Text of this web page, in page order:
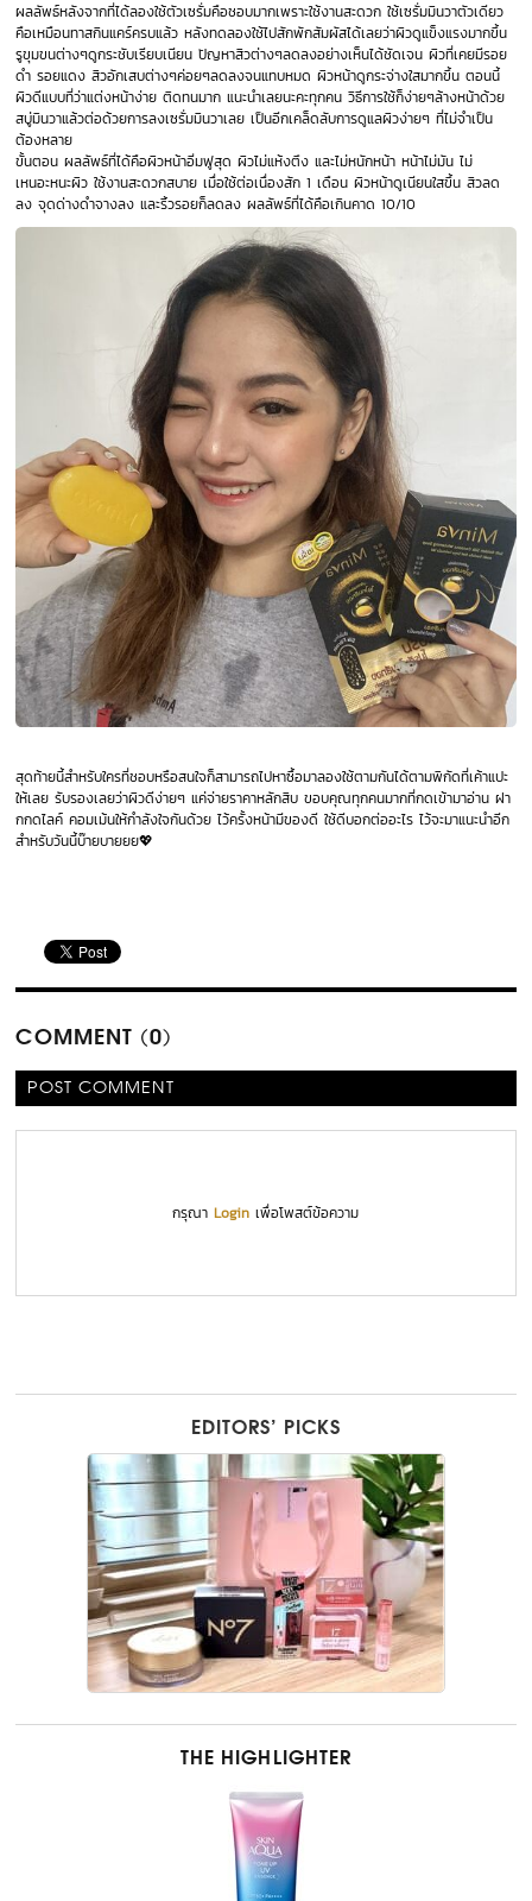
ผลลัพธ์หลังจากที่ได้ลองใช้ตัวเซรั่มคือชอบมากเพราะใช้งานสะดวก ใช้เซรั่มมินวาตัวเดียว
คือเหมือนทาสกินแคร์ครบแล้ว หลังทดลองใช้ไปสักพักสัมผัสได้เลยว่าผิวดูแข็งแรงมากขึ้น
รูขุมขนต่างๆดูกระชับเรียบเนียน ปัญหาสิวต่างๆลดลงอย่างเห็นได้ชัดเจน ผิวที่เคยมีรอย
ดำ รอยแดง สิวอักเสบต่างๆค่อยๆลดลงจนแทบหมด ผิวหน้าดูกระจ่างใสมากขึ้น ตอนนี้
ผิวดีแบบที่ว่าแต่งหน้าง่าย ติดทนมาก แนะนำเลยนะคะทุกคน วิธีการใช้ก็ง่ายๆล้างหน้าด้วย
สบู่มินวาแล้วต่อด้วยการลงเซรั่มมินวาเลย เป็นอีกเคล็ดลับการดูแลผิวง่ายๆ ที่ไม่จำเป็น
ต้องหลาย
ขั้นตอน ผลลัพธ์ที่ได้คือผิวหน้าอิ่มฟูสุด ผิวไม่แห้งตึง และไม่หนักหน้า หน้าไม่มัน ไม่
เหนอะหนะผิว ใช้งานสะดวกสบาย เมื่อใช้ต่อเนื่องสัก 1 เดือน ผิวหน้าดูเนียนใสขึ้น สิวลด
ลง จุดด่างดำจางลง และริ้วรอยก็ลดลง ผลลัพธ์ที่ได้คือเกินคาด 10/10
สุดท้ายนี้สำหรับใครที่ชอบหรือสนใจก็สามารถไปหาซื้อมาลองใช้ตามกันได้ตามพิกัดที่เค้าแปะ
ให้เลย รับรองเลยว่าผิวดีง่ายๆ แค่จ่ายราคาหลักสิบ ขอบคุณทุกคนมากที่กดเข้ามาอ่าน ฝา
กกดไลค์ คอมเม้นให้กำลังใจกันด้วย ไว้ครั้งหน้ามีของดี ใช้ดีบอกต่ออะไร ไว้จะมาแนะนำอีก
สำหรับวันนี้บ๊ายบายยย💖
COMMENT (0)
POST COMMENT
กรุณาLogin เพื่อโพสต์ข้อความ
EDITORS’ PICKS
THE HIGHLIGHTER